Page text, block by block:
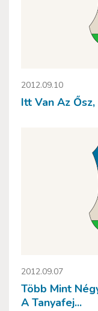
2012.09.10
Itt Van Az
2012.09.07
Több Mint
A Tanyafej...